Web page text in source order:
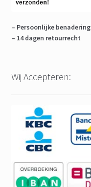
– Persoonlijke benadering
– 14 dagen retourrecht
Wij Accepteren: